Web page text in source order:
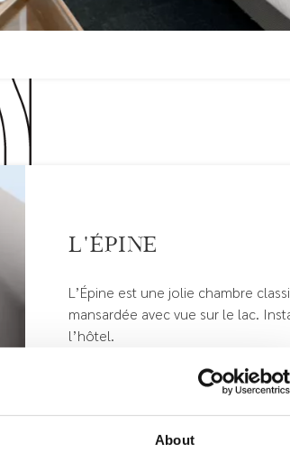
About
L’Épine
L’Épine est une jolie chambre
mansardée avec vue sur le lac.
l’hôtel.
Vous disposez d’une salle de
douche et d’une baignoire
Prenez un réfraîchissement,
balcon et profitez pleinement de